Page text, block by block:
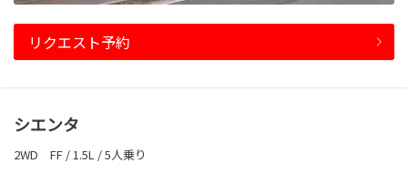
リクエスト予約
シエンタ
2WD FF / 1.5L / 5人乗り